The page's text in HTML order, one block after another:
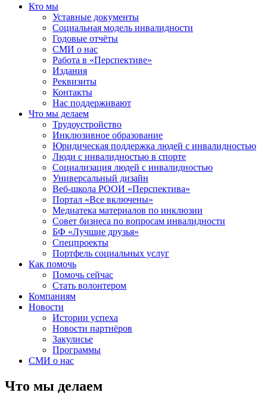
Кто мы
Уставные документы
Социальная модель инвалидности
Годовые отчёты
СМИ о нас
Работа в «Перспективе»
Издания
Реквизиты
Контакты
Нас поддерживают
Что мы делаем
Трудоустройство
Инклюзивное образование
Юридическая поддержка людей с инвалидностью
Люди с инвалидностью в спорте
Социализация людей с инвалидностью
Универсальный дизайн
Веб-школа РООИ «Перспектива»
Портал «Все включены»
Медиатека материалов по инклюзии
Совет бизнеса по вопросам инвалидности
БФ «Лучшие друзья»
Спецпроекты
Портфель социальных услуг
Как помочь
Помочь сейчас
Стать волонтером
Компаниям
Новости
Истории успеха
Новости партнёров
Закулисье
Программы
СМИ о нас
Что мы делаем